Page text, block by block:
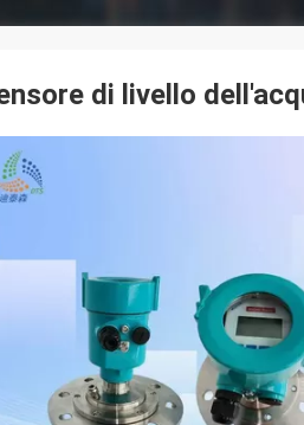
di livello